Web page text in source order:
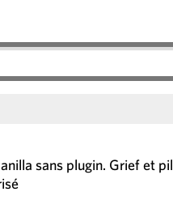
sans plugin. Grief et